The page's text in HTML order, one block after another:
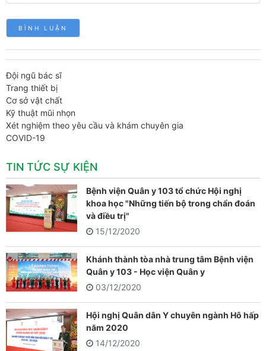
Đội ngũ bác sĩ
Trang thiết bị
Cơ sở vật chất
Kỹ thuật mũi nhọn
Xét nghiệm theo yêu cầu và khám chuyên gia
COVID-19
TIN TỨC SỰ KIỆN
Bệnh viện Quân y 103 tổ chức Hội nghị
khoa học "Những tiến bộ trong chẩn đoán
và điều trị"
15/12/2020
Khánh thành tòa nhà trung tâm Bệnh viện
Quân y 103 - Học viện Quân y
03/12/2020
Hội nghị Quân dân Y chuyên ngành Hô hấp
năm 2020
14/12/2020